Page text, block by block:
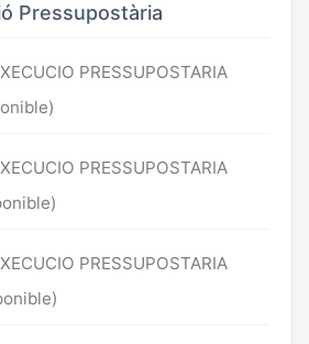
Pressupostària
PRESSUPOSTARIA
PRESSUPOSTARIA
PRESSUPOSTARIA